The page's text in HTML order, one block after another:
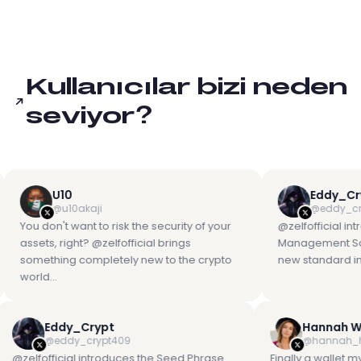
Kullanıcılar bizi neden
seviyor?
U10
@u10akaji
want to risk the security of your
right? @zelfofficial brings
completely new to the crypto
Eddy_Crypt
@eddy_crypt409
@zelfofficial
Management Solution
new standard in
Eddy_Crypt
@eddy_crypt409